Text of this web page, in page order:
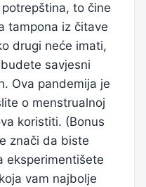
to čine
tampona iz čitave
drugi neće imati,
savjesni
Ova pandemija je
o menstrualnoj
koristiti. (Bonus
znači da biste
eksperimentišete
vam najbolje